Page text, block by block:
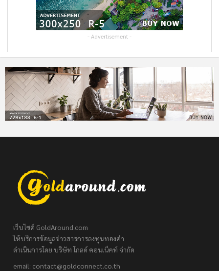
- Advertisement -
เว็บไซต์ GoldAround.com
ให้บริการข้อมูลข่าวสารการลงทุนทองคำ
ดำเนินการโดย บริษัท โกลด์ คอนเน็คท์ จำกัด
email: contact@goldconnect.co.th